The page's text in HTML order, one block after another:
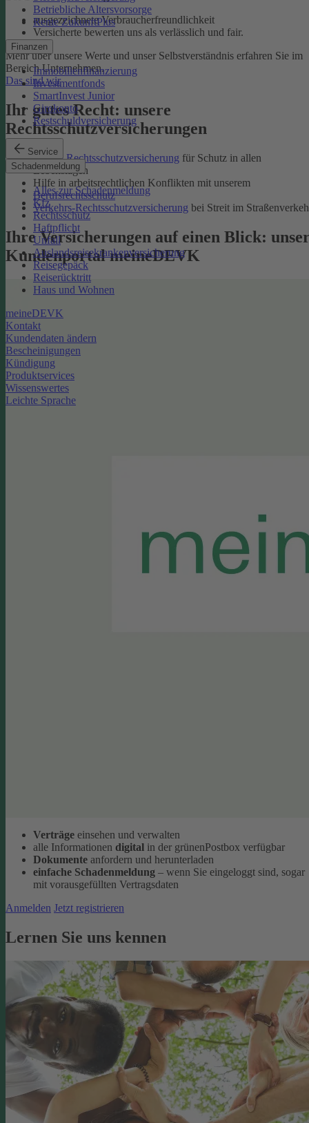
Betriebliche Altersvorsorge
Rente ZukunftPlus
Finanzen
Immobilienfinanzierung
Investmentfonds
SmartInvest Junior
Girokonto
Restschuldversicherung
Service
Schadenmeldung
Alles zur Schadenmeldung
Kfz
Rechtsschutz
Haftpflicht
Unfall
Auslandsreisekrankenversicherung
Reisegepäck
Reiserücktritt
Haus und Wohnen
meineDEVK
Kontakt
Kundendaten ändern
Bescheinigungen
Kündigung
Produktservices
Wissenswertes
Leichte Sprache
ausgezeichnete Verbraucherfreundlichkeit
Versicherte bewerten uns als verlässlich und fair.
Mehr über unsere Werte und unser Selbstverständnis erfahren Sie im
Bereich Unternehmen.
Das sind wir
Ihr gutes Recht: unsere
Rechtsschutzversicherungen
Private Rechtsschutzversicherung für Schutz in allen
Lebenslagen
Hilfe in arbeitsrechtlichen Konflikten mit unserem
Berufsrechtsschutz
Verkehrs-Rechtsschutzversicherung bei Streit im
Ihre Versicherungen auf einen Blick:
Kundenportal meineDEVK
Verträge einsehen und verwalten
alle Informationen digital in der grünenPostbox verfügbar
Dokumente anfordern und herunterladen
einfache Schadenmeldung – wenn Sie eingeloggt sind, sogar
mit vorausgefüllten Vertragsdaten
Anmelden Jetzt registrieren
Lernen Sie uns kennen